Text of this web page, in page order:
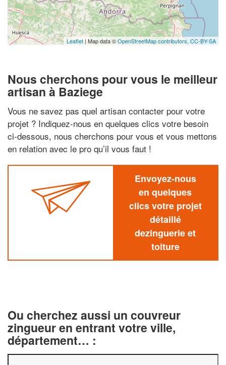
Leaflet | Map data ©OpenStreetMap contributors, CC-BY-SA
Nous cherchons pour vous le meilleur
artisan à Baziege
Vous ne savez pas quel artisan contacter pour votre
projet ? Indiquez-nous en quelques clics votre besoin
ci-dessous, nous cherchons pour vous et vous mettons
en relation avec le pro qu’il vous faut !
Envoyez-nous
en quelques
clics votre projet
détaillé
dezinguerie et
toiture
Ou cherchez aussi un couvreur
zingueur en entrant votre ville,
département… :